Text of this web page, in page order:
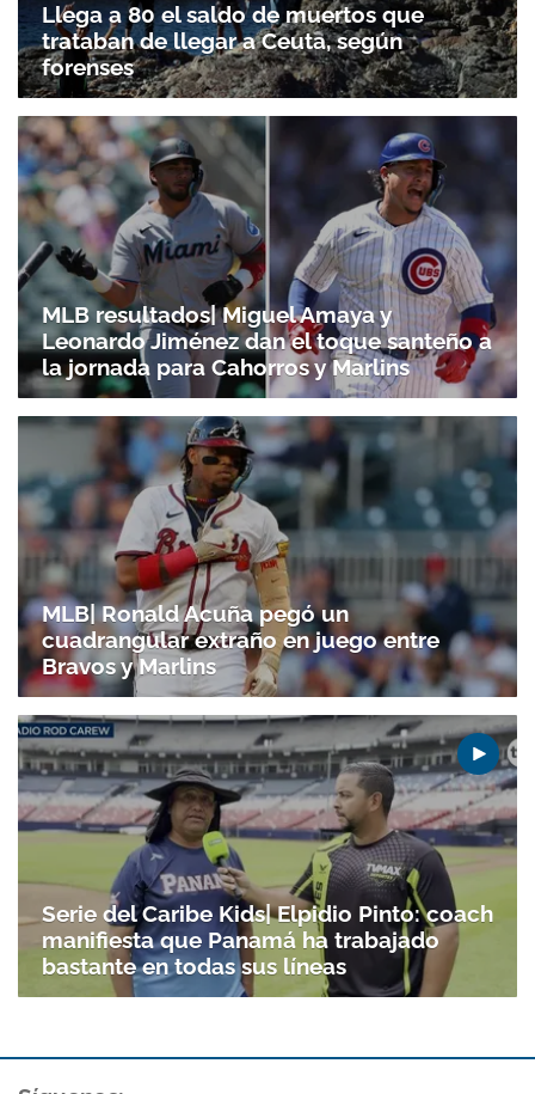
Llega a 80 el saldo de muertos que
trataban de llegar a Ceuta, según
forenses
MLB resultados| Miguel Amaya y
Leonardo Jiménez dan el toque santeño a
la jornada para Cahorros y Marlins
MLB| Ronald Acuña pegó un
cuadrangular extraño en juego entre
Bravos y Marlins
Serie del Caribe Kids| Elpidio Pinto: coach
manifiesta que Panamá ha trabajado
bastante en todas sus líneas